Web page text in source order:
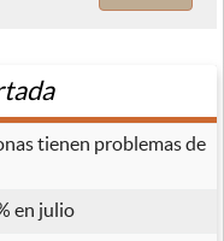
tienen problemas de
en julio